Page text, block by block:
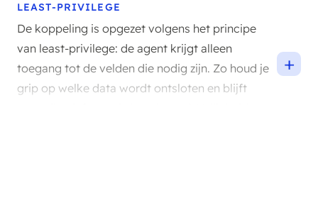
LEAST-PRIVILEGE
De koppeling is opgezet volgens het principe
van least-privilege: de agent krijgt alleen
toegang tot de velden die nodig zijn. Zo houd je
grip op welke data wordt ontsloten en blijft
+